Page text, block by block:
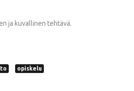
ja kuvallinen tehtävä.
opiskelu